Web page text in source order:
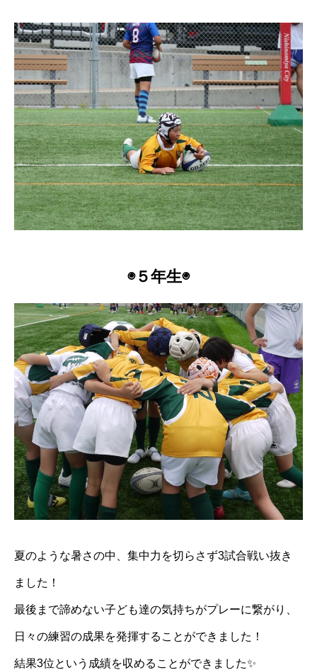
◉５年生◉
夏のような暑さの中、集中力を切らさず3試合戦い抜き
ました！
最後まで諦めない子ども達の気持ちがプレーに繋がり、
日々の練習の成果を発揮することができました！
結果3位という成績を収めることができました✨